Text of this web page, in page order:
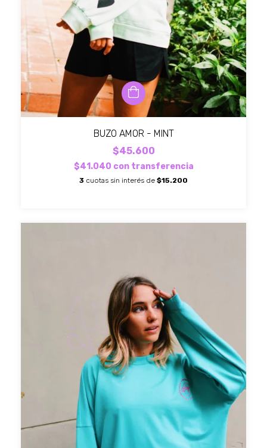
BUZO AMOR - MINT
$45.600
$41.040 con transferencia
3 cuotas sin interés de $15.200